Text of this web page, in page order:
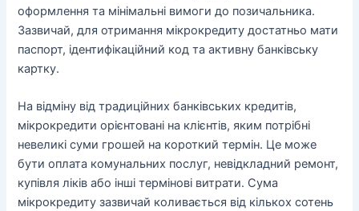
оформлення та мінімальні вимоги до позичальника.
Зазвичай, для отримання мікрокредиту достатньо мати
паспорт, ідентифікаційний код та активну банківську
картку.
На відміну від традиційних банківських кредитів,
мікрокредити орієнтовані на клієнтів, яким потрібні
невеликі суми грошей на короткий термін. Це може
бути оплата комунальних послуг, невідкладний ремонт,
купівля ліків або інші термінові витрати. Сума
мікрокредиту зазвичай коливається від кількох сотень